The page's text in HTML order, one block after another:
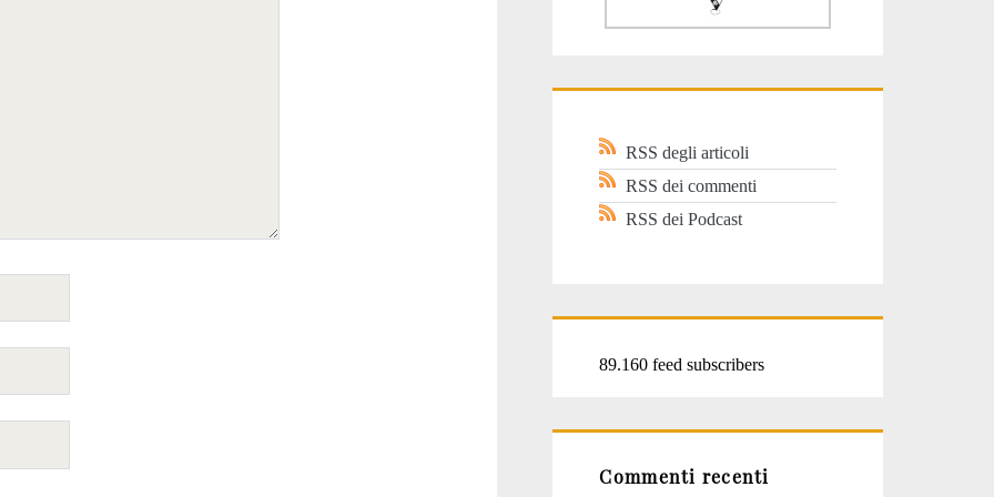
RSS degli articoli
RSS dei commenti
RSS dei Podcast
89.160 feed subscribers
Commenti recenti